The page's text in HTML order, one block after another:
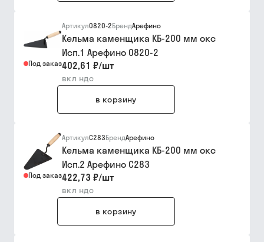
Под заказ
Артикул0820-2БрендАрефино
Кельма каменщика КБ-200 мм окс
Исп.1 Арефино 0820-2
402,61 ₽/шт
вкл ндс
в корзину
Под заказ
АртикулС283БрендАрефино
Кельма каменщика КБ-200 мм окс
Исп.2 Арефино С283
422,73 ₽/шт
вкл ндс
в корзину